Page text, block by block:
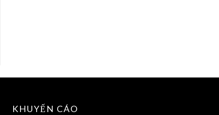
KHUYẾN CÁO